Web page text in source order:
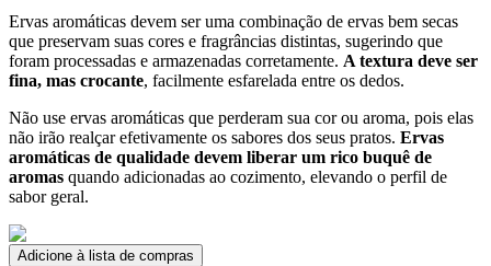
Ervas aromáticas devem ser uma combinação de ervas bem secas
que preservam suas cores e fragrâncias distintas, sugerindo que
foram processadas e armazenadas corretamente. A textura deve ser
fina, mas crocante, facilmente esfarelada entre os dedos.
Não use ervas aromáticas que perderam sua cor ou aroma, pois elas
não irão realçar efetivamente os sabores dos seus pratos. Ervas
aromáticas de qualidade devem liberar um rico buquê de
aromas quando adicionadas ao cozimento, elevando o perfil de
sabor geral.
Adicione à lista de compras